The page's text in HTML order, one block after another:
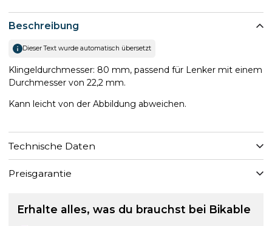
Beschreibung
Dieser Text wurde automatisch übersetzt
Klingeldurchmesser: 80 mm, passend für Lenker mit einem
Durchmesser von 22,2 mm.
Kann leicht von der Abbildung abweichen.
Technische Daten
Preisgarantie
Erhalte alles, was du brauchst bei Bikable